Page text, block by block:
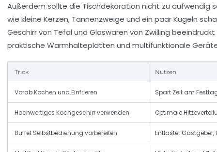
Außerdem sollte die Tischdekoration nicht zu aufwendig
wie kleine Kerzen, Tannenzweige und ein paar Kugeln
Geschirr von Tefal und Glaswaren von Zwilling
praktische Warmhalteplatten und multifunktionale
Trick Nutzen
Vorab Kochen und Einfrieren Spart Zeit am
Hochwertiges Kochgeschirr verwenden Optimale
Buffet Selbstbedienung vorbereiten Entlastet Gastgeber,